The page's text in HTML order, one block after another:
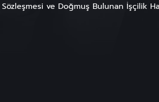
ve Doğmuş Bulunan İşçilik